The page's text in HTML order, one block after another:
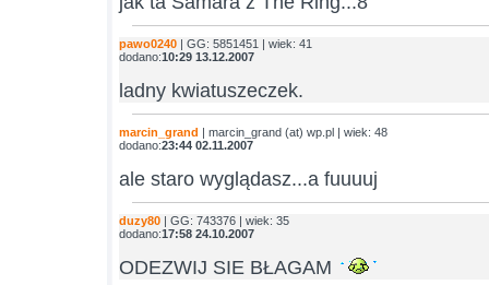
pawo0240 | GG: 5851451 | wiek: 41
dodano:10:29 13.12.2007
ladny kwiatuszeczek.
marcin_grand | marcin_grand (at) wp.pl | wiek: 48
dodano:23:44 02.11.2007
ale staro wyglądasz...a fuuuuj
duzy80 | GG: 743376 | wiek: 35
dodano:17:58 24.10.2007
ODEZWIJ SIE BŁAGAM